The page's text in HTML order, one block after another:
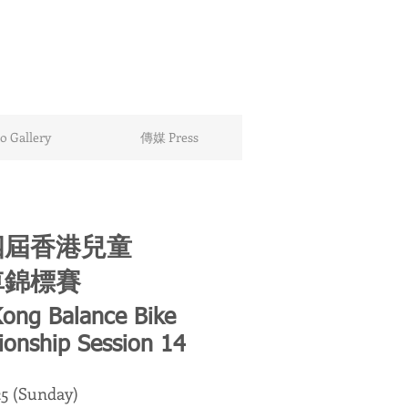
Gallery 傳媒 Press
香港兒童
標賽
Balance Bike
Session 14
(Sunday)